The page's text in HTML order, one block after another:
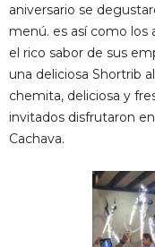
aniversario se
menú. es así como
el rico sabor de sus
una deliciosa Shortrib
chemita, deliciosa y
invitados disfrutaron
Cachava.